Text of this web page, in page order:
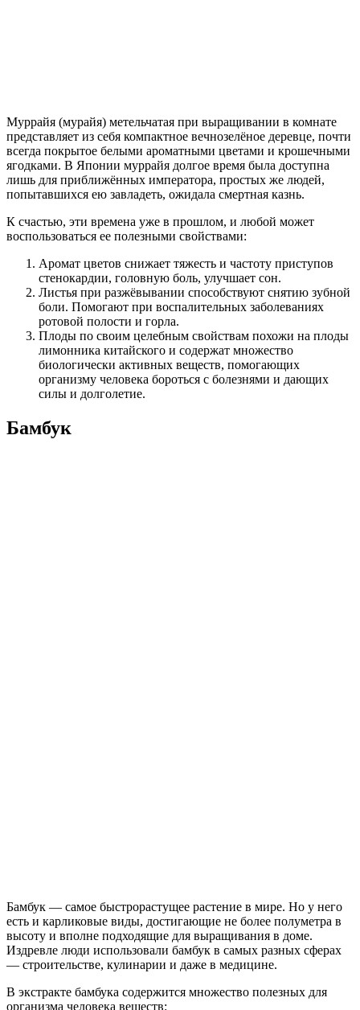
Муррайя (мурайя) метельчатая при выращивании в комнате
представляет из себя компактное вечнозелёное деревце, почти
всегда покрытое белыми ароматными цветами и крошечными
ягодками. В Японии муррайя долгое время была доступна
лишь для приближённых императора, простых же людей,
попытавшихся ею завладеть, ожидала смертная казнь.
К счастью, эти времена уже в прошлом, и любой может
воспользоваться ее полезными свойствами:
Аромат цветов снижает тяжесть и частоту приступов
стенокардии, головную боль, улучшает сон.
Листья при разжёвывании способствуют снятию зубной
боли. Помогают при воспалительных заболеваниях
ротовой полости и горла.
Плоды по своим целебным свойствам похожи на плоды
лимонника китайского и содержат множество
биологически активных веществ, помогающих
организму человека бороться с болезнями и дающих
силы и долголетие.
Бамбук
Бамбук — самое быстрорастущее растение в мире. Но у него
есть и карликовые виды, достигающие не более полуметра в
высоту и вполне подходящие для выращивания в доме.
Издревле люди использовали бамбук в самых разных сферах
— строительстве, кулинарии и даже в медицине.
В экстракте бамбука содержится множество полезных для
организма человека веществ: